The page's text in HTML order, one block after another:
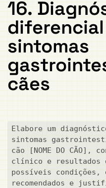
16.
sintomas
cães
Elabore um
sintomas
cão [NOME DO CÃO],
clínico e resultados
possíveis condições,
recomendados e